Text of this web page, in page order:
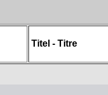
Titel - Titre